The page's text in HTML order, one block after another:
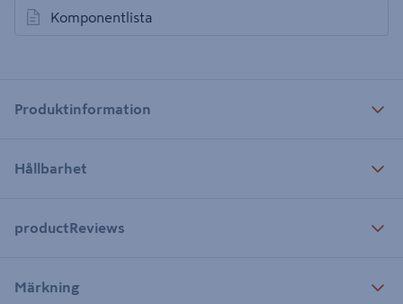
Komponentlista
öppnas i en ny flik
Produktinformation
Hållbarhet
productReviews
Märkning